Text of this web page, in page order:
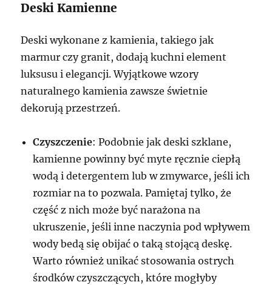
Deski Kamienne
Deski wykonane z kamienia, takiego jak
marmur czy granit, dodają kuchni element
luksusu i elegancji. Wyjątkowe wzory
naturalnego kamienia zawsze świetnie
dekorują przestrzeń.
Czyszczenie: Podobnie jak deski szklane,
kamienne powinny być myte ręcznie ciepłą
wodą i detergentem lub w zmywarce, jeśli ich
rozmiar na to pozwala. Pamiętaj tylko, że
część z nich może być narażona na
ukruszenie, jeśli inne naczynia pod wpływem
wody bedą się obijać o taką stojącą deskę.
Warto również unikać stosowania ostrych
środków czyszczących, które mogłyby